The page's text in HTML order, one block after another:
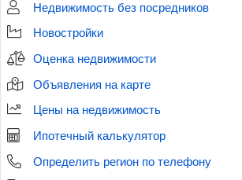
Недвижимость без посредников
Новостройки
Оценка недвижимости
Объявления на карте
Цены на недвижимость
Ипотечный калькулятор
Определить регион по телефону